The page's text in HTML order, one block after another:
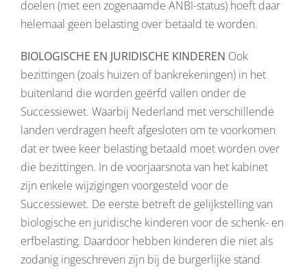
doelen (met een zogenaamde ANBI-status) hoeft daar
helemaal geen belasting over betaald te worden.
BIOLOGISCHE EN JURIDISCHE KINDEREN Ook
bezittingen (zoals huizen of bankrekeningen) in het
buitenland die worden geërfd vallen onder de
Successiewet. Waarbij Nederland met verschillende
landen verdragen heeft afgesloten om te voorkomen
dat er twee keer belasting betaald moet worden over
die bezittingen. In de voorjaarsnota van het kabinet
zijn enkele wijzigingen voorgesteld voor de
Successiewet. De eerste betreft de gelijkstelling van
biologische en juridische kinderen voor de schenk- en
erfbelasting. Daardoor hebben kinderen die niet als
zodanig ingeschreven zijn bij de burgerlijke stand